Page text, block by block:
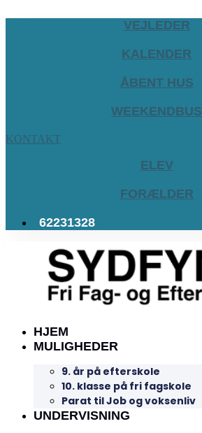
VEJLEDER
KALENDER
ÅBENT HUS
WEEKENDBUS
KONTAKT
ELEV
FORÆLDER
62231328
HJEM
MULIGHEDER
9. år på efterskole
10. klasse på fri fagskole
Parat til Job og voksenliv
UNDERVISNING